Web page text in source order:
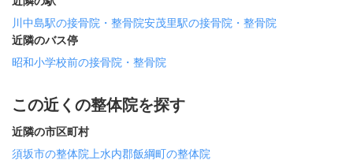
川中島駅の接骨院・整骨院安茂里駅の接骨院・整骨院
近隣のバス停
昭和小学校前の接骨院・整骨院
この近くの整体院を探す
近隣の市区町村
須坂市の整体院 上水内郡飯綱町の整体院